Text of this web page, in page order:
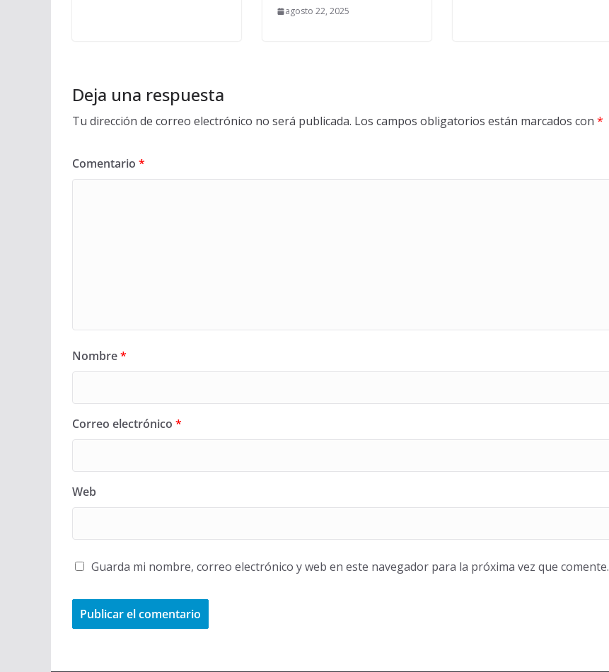
agosto 22, 2025
Deja una respuesta
Tu dirección de correo electrónico no será publicada. Los campos obligatorios están marcados con *
Comentario *
Nombre*
Correo electrónico *
Web
Guarda mi nombre, correo electrónico y web en este navegador para la próxima vez que comente.